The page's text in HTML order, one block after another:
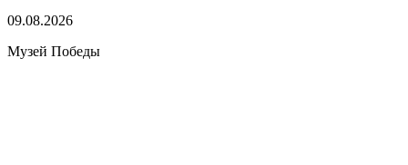
09.08.2026
Музей Победы